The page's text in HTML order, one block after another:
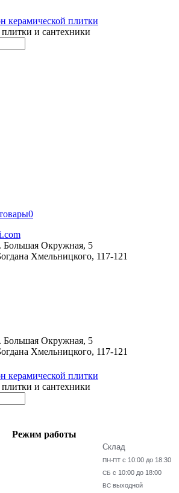
и сантехники
0
Большая Окружная, 5
Хмельницкого, 117-121
Большая Окружная, 5
Хмельницкого, 117-121
и сантехники
Режим работы
Склад
ПН-ПТ с 10:00 до 18:30
СБ с 10:00 до 18:00
ВС выходной